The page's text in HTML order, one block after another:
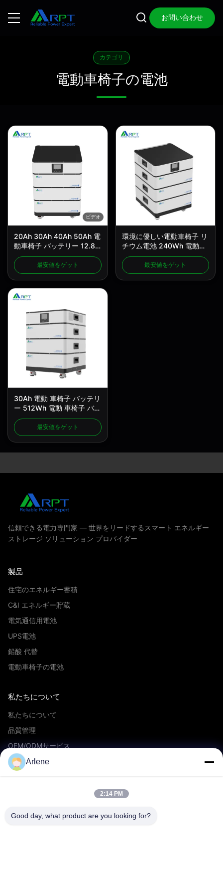
お問い合わせ
カテゴリ
電動車椅子の電池
ビデオ
20Ah 30Ah 40Ah 50Ah 電
動車椅子 バッテリー 12.8v
Lifepo4 バッテリー
最安値をゲット
環境に優しい電動車椅子 リ
チウム電池 240Wh 電動車
椅子の電池
最安値をゲット
30Ah 電動 車椅子 バッテリ
ー 512Wh 電動 車椅子 バッ
テリー 交換
最安値をゲット
信頼できる電力専門家 — 世界をリードするスマート エネルギー
ストレージ ソリューション プロバイダー
製品
住宅のエネルギー蓄積
C&I エネルギー貯蔵
電気通信用電池
UPS電池
鉛酸 代替
電動車椅子の電池
私たちについて
私たちについて
品質管理
OEM/ODMサービス
イベントとニュース
Arlene
2:14 PM
Good day, what product are you looking for?